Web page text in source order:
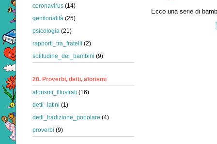
Ecco una serie di
coronavirus (14)
genitorialità (25)
psicologia (21)
rapporti_tra_fratelli (2)
solitudine_dei_bambini (9)
20. Proverbi, detti, aforismi
aforismi_illustrati (16)
detti_latini (1)
detti_tradizione_popolare (4)
proverbi (9)